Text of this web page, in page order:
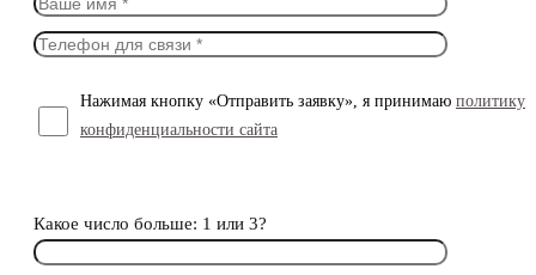
Нажимая кнопку «Отправить заявку», я принимаю политику
конфиденциальности сайта
Какое число больше: 1 или 3?